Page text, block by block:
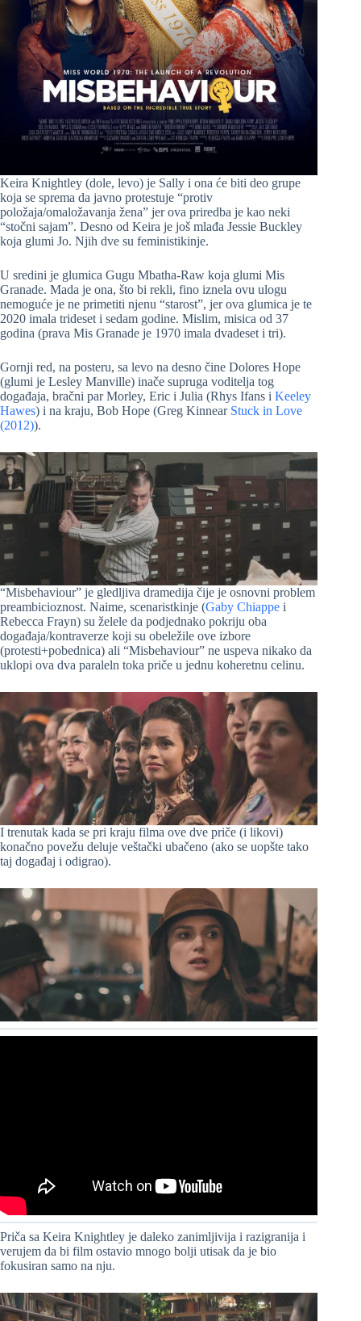
Keira Knightley (dole, levo) je Sally i ona će biti deo grupe
koja se sprema da javno protestuje “protiv
položaja/omaložavanja žena” jer ova priredba je kao neki
“stočni sajam”. Desno od Keira je još mlađa Jessie Buckley
koja glumi Jo. Njih dve su feministikinje.
U sredini je glumica Gugu Mbatha-Raw koja glumi Mis
Granade. Mada je ona, što bi rekli, fino iznela ovu ulogu
nemoguće je ne primetiti njenu “starost”, jer ova glumica je te
2020 imala trideset i sedam godine. Mislim, misica od 37
godina (prava Mis Granade je 1970 imala dvadeset i tri).
Gornji red, na posteru, sa levo na desno čine Dolores Hope
(glumi je Lesley Manville) inače supruga voditelja tog
događaja, bračni par Morley, Eric i Julia (Rhys Ifans i Keeley
Hawes) i na kraju, Bob Hope (Greg Kinnear Stuck in Love
(2012)).
“Misbehaviour” je gledljiva dramedija čije je osnovni problem
preambicioznost. Naime, scenaristkinje (Gaby Chiappe i
Rebecca Frayn) su želele da podjednako pokriju oba
događaja/kontraverze koji su obeležile ove izbore
(protesti+pobednica) ali “Misbehaviour” ne uspeva nikako da
uklopi ova dva paraleln toka priče u jednu koheretnu celinu.
I trenutak kada se pri kraju filma ove dve priče (i likovi)
konačno povežu deluje veštački ubačeno (ako se uopšte tako
taj događaj i odigrao).
Priča sa Keira Knightley je daleko zanimljivija i razigranija i
verujem da bi film ostavio mnogo bolji utisak da je bio
fokusiran samo na nju.